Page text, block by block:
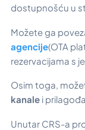
dostupnošću u
Možete ga
agencije(OTA
rezervacijama s
Osim toga,
kanale i
Unutar CRS-a